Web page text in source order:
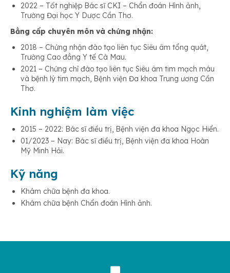
2022 – Tốt nghiệp Bác sĩ CKI – Chẩn đoán Hình ảnh,
Trường Đại học Y Dược Cần Thơ.
Bằng cấp chuyên môn và chứng nhận:
2018 – Chứng nhận đào tạo liên tục Siêu âm tổng quát,
Trường Cao đẳng Y tế Cà Mau.
2021 – Chứng chỉ đào tạo liên tục Siêu âm tim mạch máu
và bệnh lý tim mạch, Bệnh viện Đa khoa Trung ương Cần
Thơ.
Kinh nghiệm làm việc
2015 – 2022: Bác sĩ điều trị, Bệnh viện đa khoa Ngọc Hiển.
01/2023 – Nay: Bác sĩ điều trị, Bệnh viện đa khoa Hoàn
Mỹ Minh Hải.
Kỹ năng
Khám chữa bệnh đa khoa.
Khám chữa bệnh Chẩn đoán Hình ảnh.